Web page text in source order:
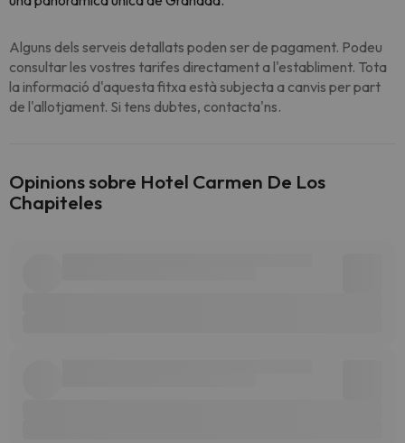
Alguns dels serveis detallats poden ser de pagament. Podeu
consultar les vostres tarifes directament a l'establiment. Tota
la informació d'aquesta fitxa està subjecta a canvis per part
de l'allotjament. Si tens dubtes, contacta'ns.
Opinions sobre Hotel Carmen De Los
Chapiteles